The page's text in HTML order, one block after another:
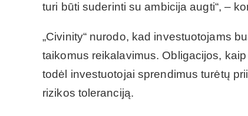
turi būti suderinti su ambicija augti“, –
„Civinity“ nurodo, kad investuotojams
taikomus reikalavimus. Obligacijos,
todėl investuotojai sprendimus turėtų
rizikos toleranciją.